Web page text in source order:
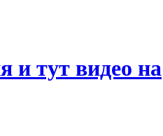
и тут видео на